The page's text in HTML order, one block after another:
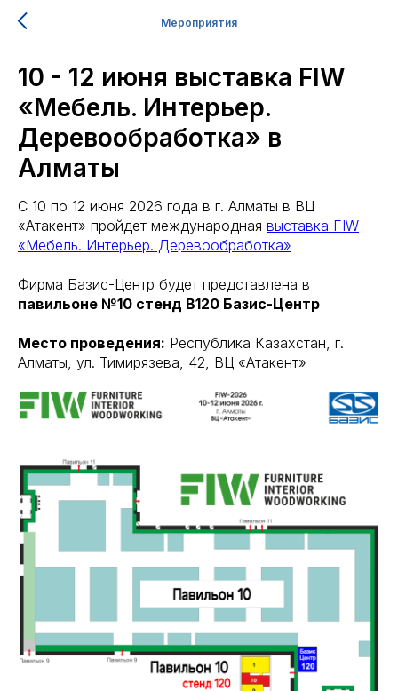
Мероприятия
10 - 12 июня выставка FIW
«Мебель. Интерьер.
Деревообработка» в
Алматы
С 10 по 12 июня 2026 года в г. Алматы в ВЦ
«Атакент» пройдет международная выставка FIW
«Мебель. Интерьер. Деревообработка»
Фирма Базис-Центр будет представлена в
павильоне №10 стенд B120 Базис-Центр
Место проведения: Республика Казахстан, г.
Алматы, ул. Тимирязева, 42, ВЦ «Атакент»